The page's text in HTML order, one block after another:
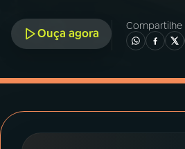
06VIDEOCASTS
07ÚLTIMAS
Ouça agora
Compartilhe